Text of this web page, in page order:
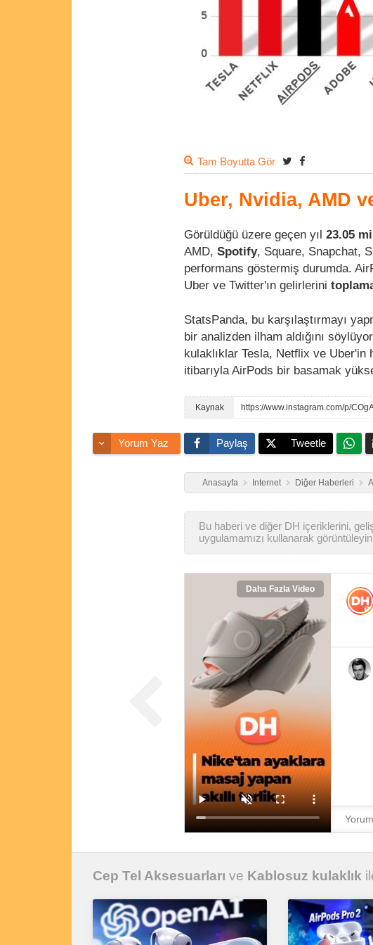
Tam Boyutta Gör
Uber, Nvidia, AMD
Görüldüğü üzere geçen yıl 23.05
AMD, Spotify, Square, Snapchat,
performans göstermiş durumda.
Uber ve Twitter'ın gelirlerini
StatsPanda, bu karşılaştırmayı
bir analizden ilham aldığını
kulaklıklar Tesla, Netflix ve Uber'in
itibarıyla AirPods bir basamak
https://www.instagram.com/p/
Yorum Yaz Paylaş Tweetle
Anasayfa Internet Diğer Haberleri
Bu haberi ve diğer DH içeriklerini,
uygulamamızı kullanarak
Daha Fazla Video
Cep Tel Aksesuarları ve Kablosuz kulaklık